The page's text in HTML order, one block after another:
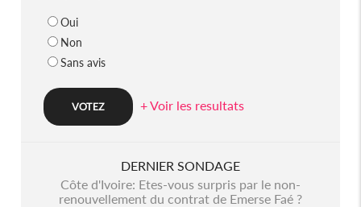
Oui
Non
Sans avis
+ Voir les resultats
DERNIER SONDAGE
Côte d'Ivoire: Etes-vous surpris par le non-
renouvellement du contrat de Emerse Faé ?